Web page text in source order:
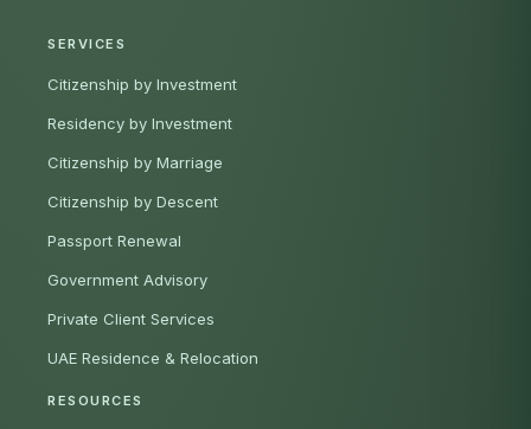
SERVICES
Citizenship by Investment
Residency by Investment
Citizenship by Marriage
Citizenship by Descent
Passport Renewal
Government Advisory
Private Client Services
UAE Residence & Relocation
RESOURCES